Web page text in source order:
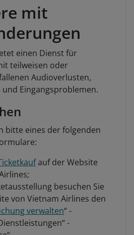
mit
einen Dienst für
teilweisen oder
Audioverlusten,
Eingangsproblemen.
bitte eines der folgenden
auf der Website
besuchen Sie
von Vietnam Airlines den
verwalten“ -
-